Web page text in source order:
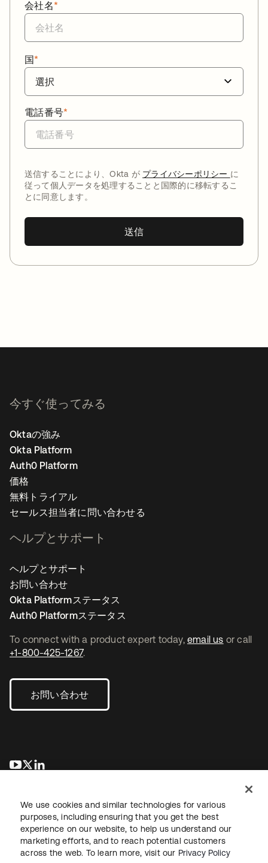
*
会社名
*
国
*
電話番号
送信することにより、Okta が プライバシーポリシー に
従って個人データを処理することと国際的に移転するこ
とに同意します。
送信
To connect with a product expert today, email us or call
+1-800-425-1267.
お問い合わせ
新しいタブで開く
新しいタブで開く
今すぐ使ってみる
Oktaの強み
Okta Platform
Auth0 Platform
価格
無料トライアル
セールス担当者に問い合わせる
ヘルプとサポート
ヘルプとサポート
お問い合わせ
Okta Platformステータス
Auth0 Platformステータス
法務プライバシーポリシーサイト利用規約セキュリティ
We use cookies and similar technologies for various
purposes, including ensuring that you get the best
experience on our website, to help us understand our
marketing efforts, and to reach potential customers
across the web. To learn more, visit our Privacy Policy